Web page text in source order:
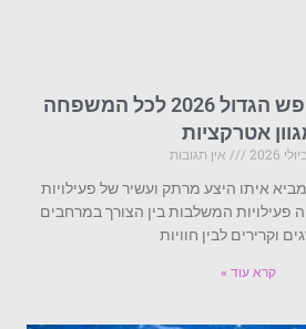
כל הפעילויות לחופש הגדול 2026 לכל המשפחה
אטרקציות
אין תגובות
החופש הגדול 2026 מביא איתו היצע מרתק ועשיר של פעילויות
פעילויות המשלבות בין הצורך במרחבים
וקרירים לבין חוויות
קרא עוד »